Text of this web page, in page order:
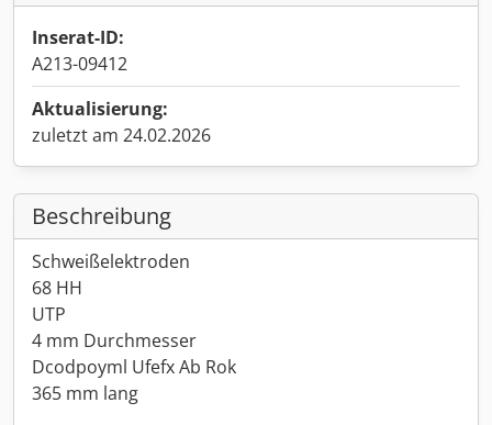
Inserat-ID:
A213-09412
Aktualisierung:
zuletzt am 24.02.2026
Beschreibung
Schweißelektroden
68 HH
UTP
4 mm Durchmesser
Dcodpoyml Ufefx Ab Rok
365 mm lang